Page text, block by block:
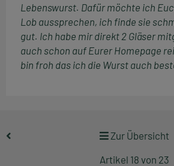
Lebenswurst. Dafür möchte ich
Lob aussprechen, ich finde sie
gut. Ich habe mir direkt 2 Gläser
auch schon auf Eurer Homepage
bin froh das ich die Wurst auch
Zur Übersicht
Artikel 18 von 23